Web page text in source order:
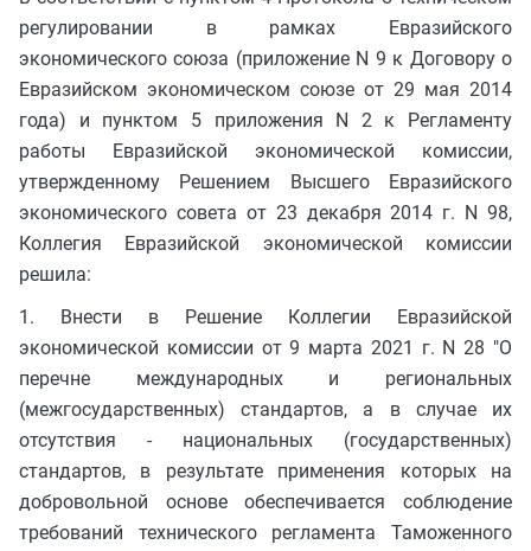
регулировании в рамках Евразийского
экономического союза (приложение N 9 к Договору о
Евразийском экономическом союзе от 29 мая 2014
года) и пунктом 5 приложения N 2 к Регламенту
работы Евразийской экономической комиссии,
утвержденному Решением Высшего Евразийского
экономического совета от 23 декабря 2014 г. N 98,
Коллегия Евразийской экономической комиссии
решила:
1. Внести в Решение Коллегии Евразийской
экономической комиссии от 9 марта 2021 г. N 28 "О
перечне международных и региональных
(межгосударственных) стандартов, а в случае их
отсутствия - национальных (государственных)
стандартов, в результате применения которых на
добровольной основе обеспечивается соблюдение
требований технического регламента Таможенного